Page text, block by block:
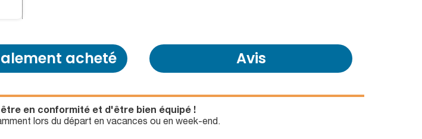
acheté Avis
en conformité et d'être bien équipé !
lors du départ en vacances ou en week-end.